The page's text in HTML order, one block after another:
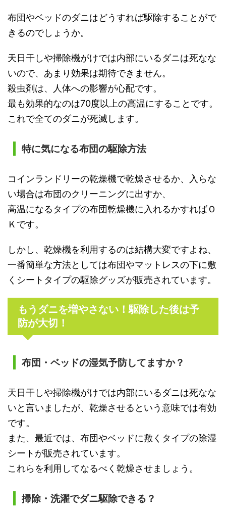
布団やベッドのダニはどうすれば駆除することがで
きるのでしょうか。
天日干しや掃除機がけでは内部にいるダニは死なな
いので、あまり効果は期待できません。
殺虫剤は、人体への影響が心配です。
最も効果的なのは70度以上の高温にすることです。
これで全てのダニが死滅します。
特に気になる布団の駆除方法
コインランドリーの乾燥機で乾燥させるか、入らな
い場合は布団のクリーニングに出すか、
高温になるタイプの布団乾燥機に入れるかすればＯ
Ｋです。
しかし、乾燥機を利用するのは結構大変ですよね、
一番簡単な方法としては布団やマットレスの下に敷
くシートタイプの駆除グッズが販売されています。
もうダニを増やさない！駆除した後は予
防が大切！
布団・ベッドの湿気予防してますか？
天日干しや掃除機がけでは内部にいるダニは死なな
いと言いましたが、乾燥させるという意味では有効
です。
また、最近では、布団やベッドに敷くタイプの除湿
シートが販売されています。
これらを利用してなるべく乾燥させましょう。
掃除・洗濯でダニ駆除できる？